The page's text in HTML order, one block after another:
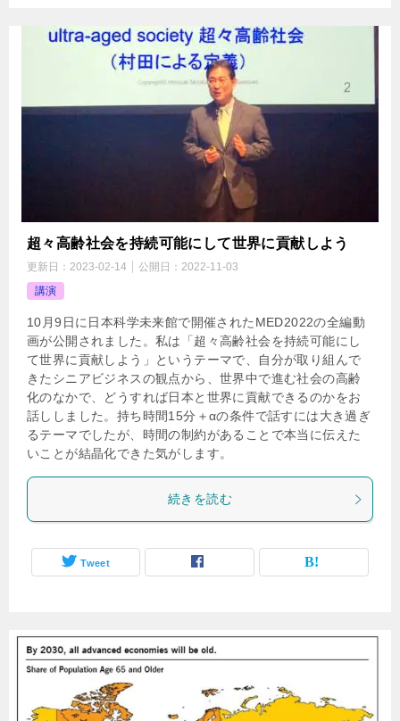
超々高齢社会を持続可能にして世界に貢献しよう
更新日： 2023-02-14 公開日： 2022-11-03
講演
10月9日に日本科学未来館で開催されたMED2022の全編動
画が公開されました。私は「超々高齢社会を持続可能にし
て世界に貢献しよう」というテーマで、自分が取り組んで
きたシニアビジネスの観点から、世界中で進む社会の高齢
化のなかで、どうすれば日本と世界に貢献できるのかをお
話ししました。持ち時間15分＋αの条件で話すには大き過ぎ
るテーマでしたが、時間の制約があることで本当に伝えた
いことが結晶化できた気がします。
続きを読む
Tweet